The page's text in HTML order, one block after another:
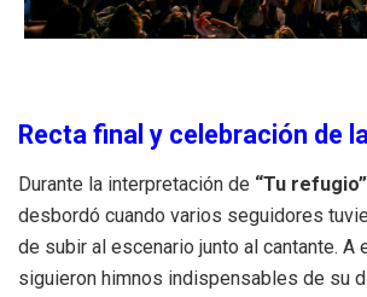
Recta final y celebración de
Durante la interpretación de “Tu refugio”
desbordó cuando varios seguidores
de subir al escenario junto al cantante. A
siguieron himnos indispensables de su